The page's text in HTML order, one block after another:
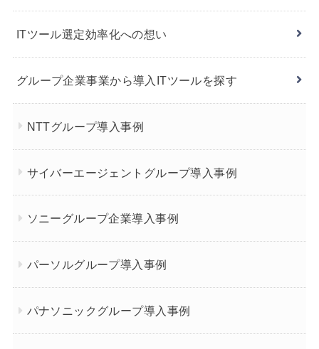
ITツール選定効率化への想い
グループ企業事業から導入ITツールを探す
NTTグループ導入事例
サイバーエージェントグループ導入事例
ソニーグループ企業導入事例
パーソルグループ導入事例
パナソニックグループ導入事例